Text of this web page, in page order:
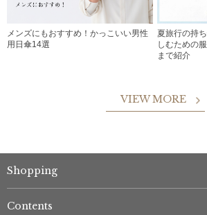
メンズにもおすすめ！かっこいい男性
用日傘14選
夏旅行の持
しむための
まで紹介
VIEW MORE
Shopping
Contents